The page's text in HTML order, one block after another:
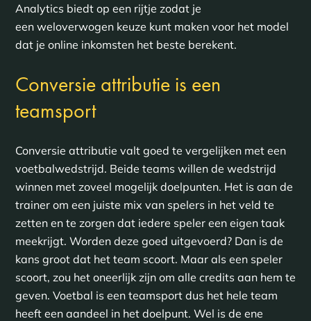
Analytics biedt op een rijtje zodat je
een weloverwogen keuze kunt maken voor het model
dat je online inkomsten het beste berekent.
Conversie attributie is een
teamsport
Conversie attributie valt goed te vergelijken met een
voetbalwedstrijd. Beide teams willen de wedstrijd
winnen met zoveel mogelijk doelpunten. Het is aan de
trainer om een juiste mix van spelers in het veld te
zetten en te zorgen dat iedere speler een eigen taak
meekrijgt. Worden deze goed uitgevoerd? Dan is de
kans groot dat het team scoort. Maar als een speler
scoort, zou het oneerlijk zijn om alle credits aan hem te
geven. Voetbal is een teamsport dus het hele team
heeft een aandeel in het doelpunt. Wel is de ene